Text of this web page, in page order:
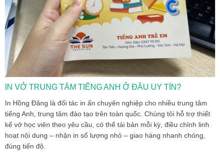
IN VỞ TRUNG TÂM TIẾNG ANH Ở ĐÂU UY TÍN?
In Hồng Đăng là đối tác in ấn chuyên nghiệp cho nhiều trung tâm
tiếng Anh, trung tâm đào tạo trên toàn quốc. Chúng tôi hỗ trợ thiết
kế vở học viên theo yêu cầu , có thể tái bản mỗi kỳ, điều chỉnh linh
hoạt nội dung – nhận in số lượng nhỏ – giao hàng nhanh chóng,
đúng tiến độ.